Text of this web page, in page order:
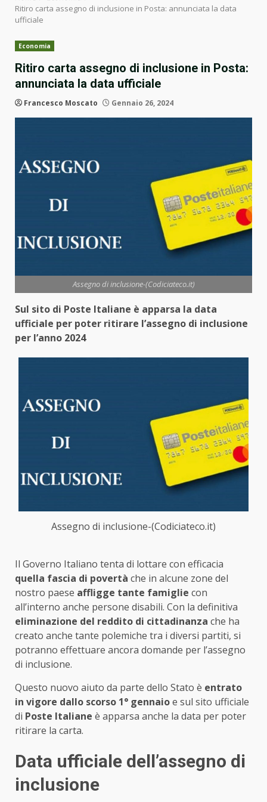
Ritiro carta assegno di inclusione in Posta: annunciata la data
ufficiale
Economia
Ritiro carta assegno di inclusione in Posta:
annunciata la data ufficiale
Francesco Moscato Gennaio 26, 2024
Assegno di inclusione-(Codiciateco.it)
Sul sito di Poste Italiane è apparsa la data
ufficiale per poter ritirare l’assegno di inclusione
per l’anno 2024
Assegno di inclusione-(Codiciateco.it)
Il Governo Italiano tenta di lottare con efficacia
quella fascia di povertà che in alcune zone del
nostro paese affligge tante famiglie con
all’interno anche persone disabili. Con la definitiva
eliminazione del reddito di cittadinanza che ha
creato anche tante polemiche tra i diversi partiti, si
potranno effettuare ancora domande per l’assegno
di inclusione.
Questo nuovo aiuto da parte dello Stato è entrato
in vigore dallo scorso 1° gennaioe sul sito ufficiale
di Poste Italiane è apparsa anche la data per poter
ritirare la carta.
Data ufficiale dell’assegno di
inclusione